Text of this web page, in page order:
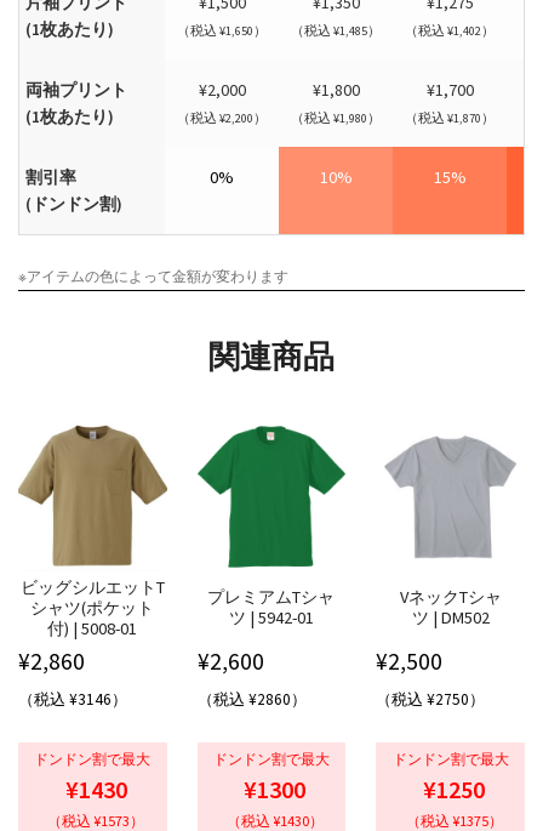
(1枚あたり)
（税込 ¥1,650） （税込 ¥1,485） （税込 ¥1,402）
両袖プリント
(1枚あたり)
¥2,000
（税込 ¥2,200）
¥1,800
（税込 ¥1,980）
¥1,700
（税込 ¥1,870）
割引率
(ドンドン割)
0% 10% 15%
※アイテムの色によって金額が変わります
関連商品
ビッグシルエットT
シャツ(ポケット
付) | 5008-01
¥2,860
（税込 ¥3146）
ドンドン割で最大
¥1430
（税込 ¥1573）
プレミアムTシャ
ツ | 5942-01
¥2,600
（税込 ¥2860）
ドンドン割で最大
¥1300
（税込 ¥1430）
VネックTシャ
ツ | DM502
¥2,500
（税込 ¥2750）
ドンドン割で最大
¥1250
（税込 ¥1375）